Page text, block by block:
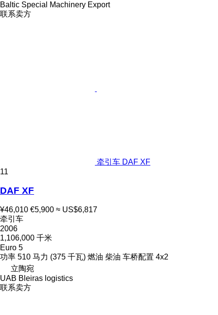
Baltic Special Machinery Export
联系卖方
牵引车 DAF XF
11
DAF XF
¥46,010 €5,900 ≈ US$6,817
牵引车
2006
1,106,000 千米
Euro 5
功率 510 马力 (375 千瓦) 燃油 柴油 车桥配置 4x2
立陶宛
UAB Bleiras logistics
联系卖方